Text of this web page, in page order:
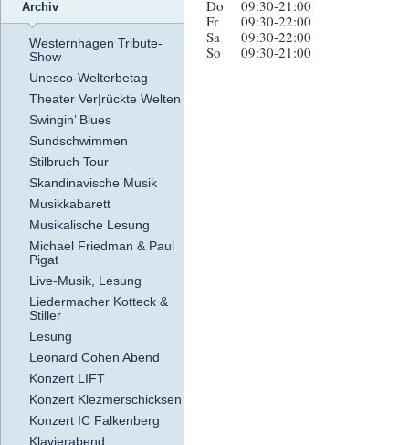
Archiv
Westernhagen Tribute-
Show
Unesco-Welterbetag
Theater Ver|rückte Welten
Swingin’ Blues
Sundschwimmen
Stilbruch Tour
Skandinavische Musik
Musikkabarett
Musikalische Lesung
Michael Friedman & Paul
Pigat
Live-Musik, Lesung
Liedermacher Kotteck &
Stiller
Lesung
Leonard Cohen Abend
Konzert LIFT
Konzert Klezmerschicksen
Konzert IC Falkenberg
Klavierabend
Do
09:30-21:00
Fr
09:30-22:00
Sa
09:30-22:00
So
09:30-21:00